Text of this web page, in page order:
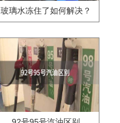
玻璃水冻住了如何解决？